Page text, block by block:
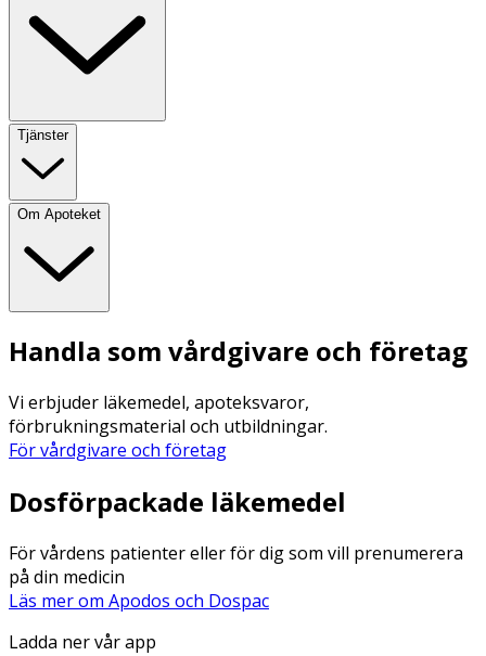
Tjänster
Om Apoteket
Handla som vårdgivare och företag
Vi erbjuder läkemedel, apoteksvaror,
förbrukningsmaterial och utbildningar.
För vårdgivare och företag
Dosförpackade läkemedel
För vårdens patienter eller för dig som vill prenumerera
på din medicin
Läs mer om Apodos och Dospac
Ladda ner vår app